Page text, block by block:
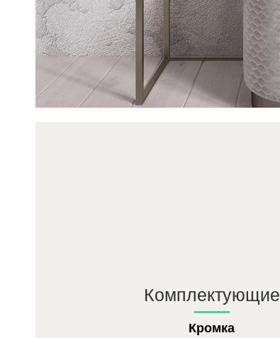
Комплектующие
Кромка